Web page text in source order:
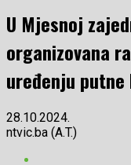
U Mjesnoj
organizovana
uređenju
28.10.2024.
ntvic.ba (A.T.)